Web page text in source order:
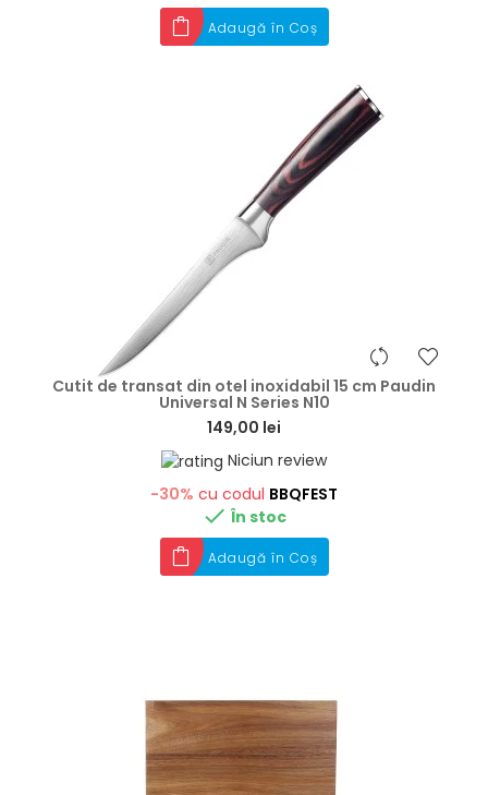
Adaugă în Coș
Cutit de transat din otel inoxidabil 15 cm Paudin
Universal N Series N10
149,00 lei
Niciun review
-30% cu codul BBQFEST
 În stoc
Adaugă în Coș